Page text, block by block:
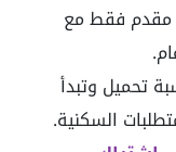
مقدم فقط مع
تحميل وتبدأ
السكنية.